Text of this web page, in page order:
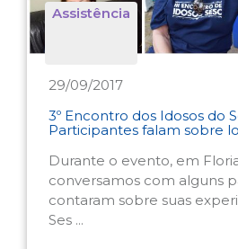
Assistência
29/09/2017
3º Encontro dos Idosos do
Participantes falam sobre
Durante o evento, em
conversamos com alguns
contaram sobre suas
Ses ...